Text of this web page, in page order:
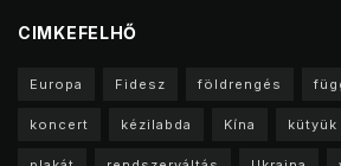
CIMKEFELHŐ
Europa Fidesz földrengés
koncert kézilabda Kína kütyük